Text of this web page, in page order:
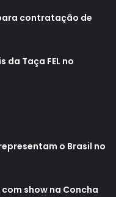
contratação de
da Taça FEL no
o Brasil no
show na Concha